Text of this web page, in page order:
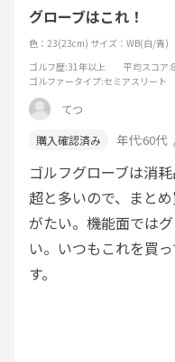
グローブはこれ！
色：23(23cm) サイズ：WB(白/青)
ゴルフ歴:31年以上 平均スコア
ゴルファータイプ:セミアスリート
てつ
年代:60代
ゴルフグローブは消
超と多いので、まと
がたい。機能面では
い。いつもこれを買
す。